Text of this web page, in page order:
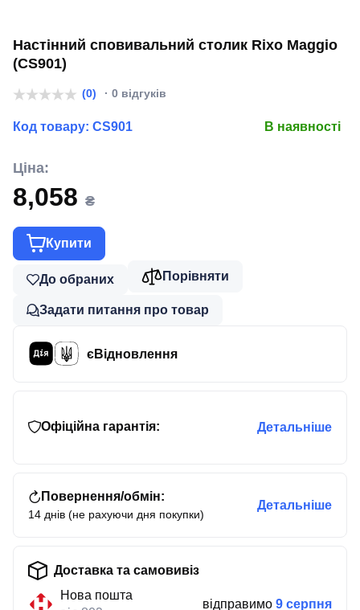
Настінний сповивальний столик Rixo Maggio
(CS901)
(0) · 0 відгуків
Код товару: CS901 В наявності
Ціна:
8,058 ₴
Купити
До обраних Порівняти
Задати питання про товар
єВідновлення
Офіційна гарантія: Детальніше
Повернення/обмін:
14 днів (не рахуючи дня покупки)
Детальніше
Доставка та самовивіз
Нова пошта
відправимо 9 серпня